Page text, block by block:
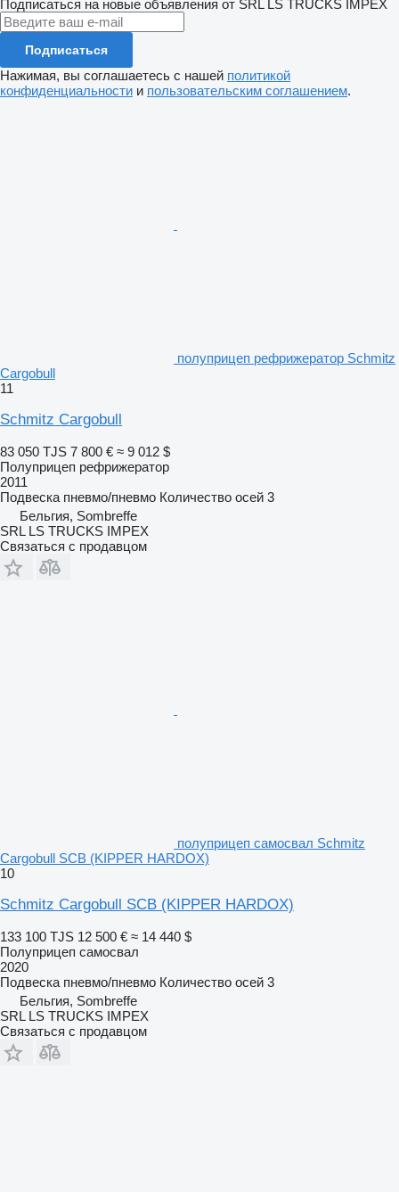
Подписаться на новые объявления от SRL LS TRUCKS IMPEX
Подписаться
Нажимая, вы соглашаетесь с нашей политикой
конфиденциальности и пользовательским соглашением.
полуприцеп рефрижератор Schmitz
Cargobull
11
Schmitz Cargobull
83 050 TJS 7 800 € ≈ 9 012 $
Полуприцеп рефрижератор
2011
Подвеска пневмо/пневмо Количество осей 3
Бельгия, Sombreffe
SRL LS TRUCKS IMPEX
Связаться с продавцом
полуприцеп самосвал Schmitz
Cargobull SCB (KIPPER HARDOX)
10
Schmitz Cargobull SCB (KIPPER HARDOX)
133 100 TJS 12 500 € ≈ 14 440 $
Полуприцеп самосвал
2020
Подвеска пневмо/пневмо Количество осей 3
Бельгия, Sombreffe
SRL LS TRUCKS IMPEX
Связаться с продавцом